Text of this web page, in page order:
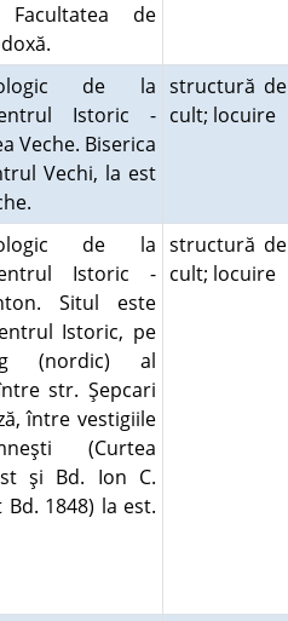
de
de la
Istoric -
Veche. Biserica
Vechi, la est
structură de
cult; locuire
de la
Istoric -
Situl este
Istoric, pe
(nordic) al
str. Şepcari
între vestigiile
(Curtea
şi Bd. Ion C.
1848) la est.
structură de
cult; locuire